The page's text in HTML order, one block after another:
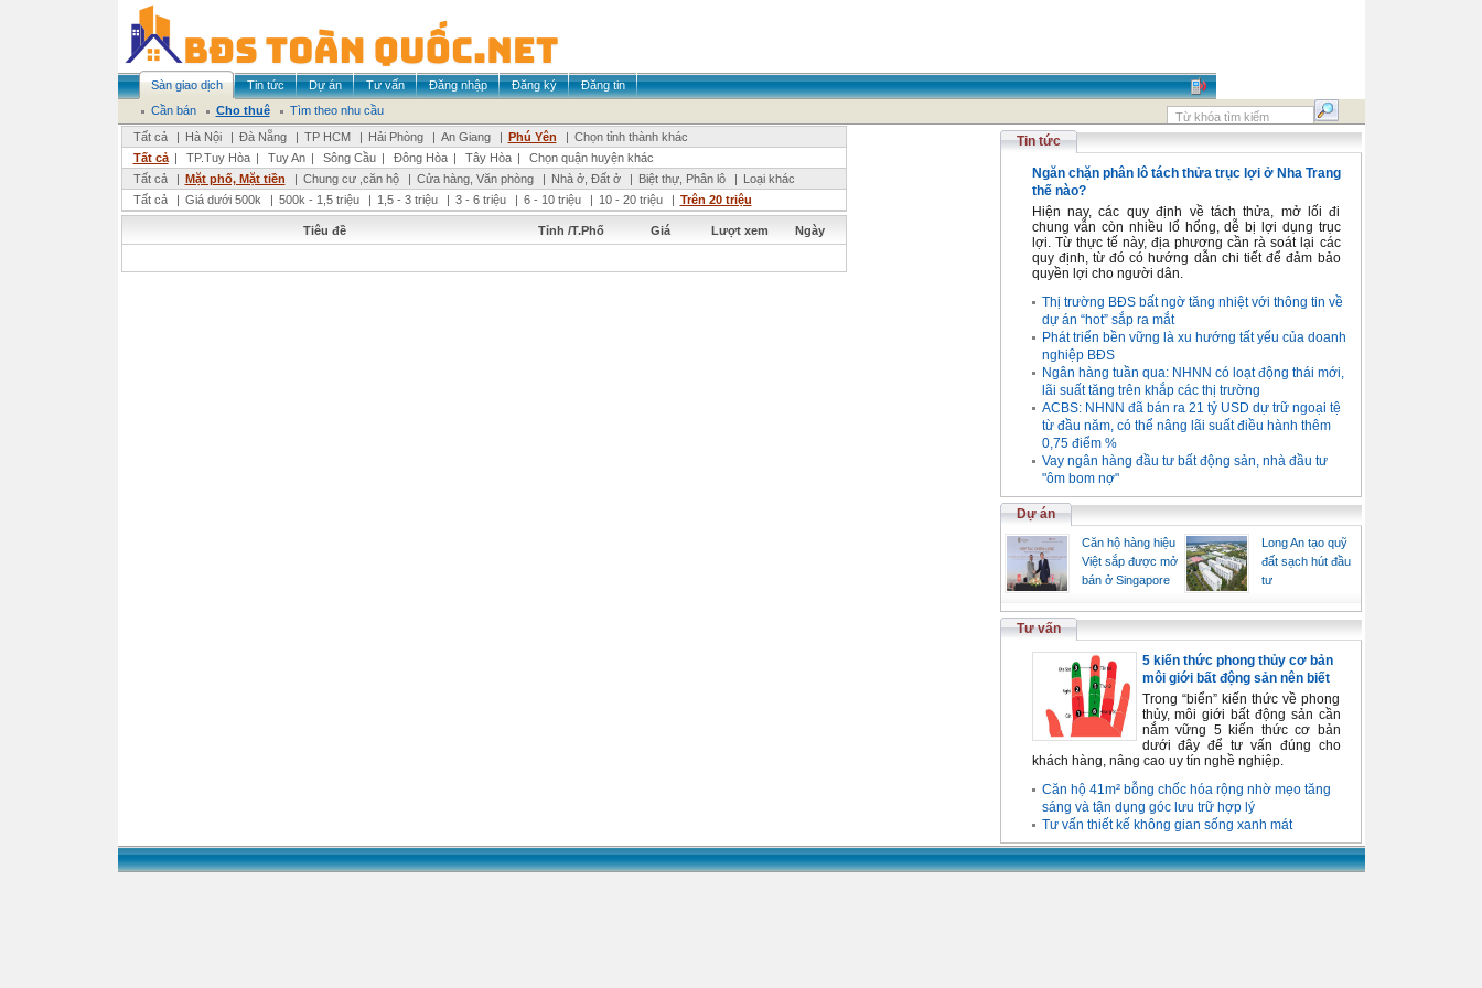
Sàn giao dịch Tin tức Dự án Tư vấn Đăng nhập Đăng ký
Đăng tin
Cần bán
Cho thuê
Tìm theo nhu cầu
Tất cả
| Hà Nội | Đà Nẵng | TP HCM | Hải Phòng | An Giang | Phú Yên | Chọn tỉnh thành khác
Tất cả | TP.Tuy Hòa | Tuy An | Sông Cầu | Đông Hòa | Tây Hòa |
Chọn quận huyện khác
Tất cả
| Mặt phố, Mặt tiền | Chung cư ,căn hộ | Cửa hàng, Văn phòng | Nhà ở, Đất ở | Biệt thự, Phân lô | Loại khác
Tất cả
| Giá dưới 500k | 500k - 1,5 triệu | 1,5 - 3 triệu | 3 - 6 triệu | 6 - 10 triệu | 10 - 20 triệu | Trên 20 triệu
Tiêu đề Tỉnh /T.Phố Giá Lượt xem Ngày
Tin tức
Ngăn chặn phân lô tách thửa trục lợi ở Nha Trang
thế nào?
Hiện nay, các quy định về tách thửa, mở lối đi
chung vẫn còn nhiều lổ hổng, dễ bị lợi dụng trục
lợi. Từ thực tế này, địa phương cần rà soát lại các
quy định, từ đó có hướng dẫn chi tiết để đảm bảo
quyền lợi cho người dân.
Thị trường BĐS bất ngờ tăng nhiệt với thông tin về
dự án “hot” sắp ra mắt
Phát triển bền vững là xu hướng tất yếu của doanh
nghiệp BĐS
Ngân hàng tuần qua: NHNN có loạt động thái mới,
lãi suất tăng trên khắp các thị trường
ACBS: NHNN đã bán ra 21 tỷ USD dự trữ ngoại tệ
từ đầu năm, có thể nâng lãi suất điều hành thêm
0,75 điểm %
Vay ngân hàng đầu tư bất động sản, nhà đầu tư
"ôm bom nợ"
Dự án
Căn hộ hàng hiệu
Việt sắp được mở
bán ở Singapore
Long An tạo quỹ
đất sạch hút đầu
tư
Tư vấn
5 kiến thức phong thủy cơ bản
môi giới bất động sản nên biết
Trong “biển” kiến thức về phong
thủy, môi giới bất động sản cần
nắm vững 5 kiến thức cơ bản
dưới đây để tư vấn đúng cho
khách hàng, nâng cao uy tín nghề nghiệp.
Căn hộ 41m² bỗng chốc hóa rộng nhờ mẹo tăng
sáng và tận dụng góc lưu trữ hợp lý
Tư vấn thiết kế không gian sống xanh mát